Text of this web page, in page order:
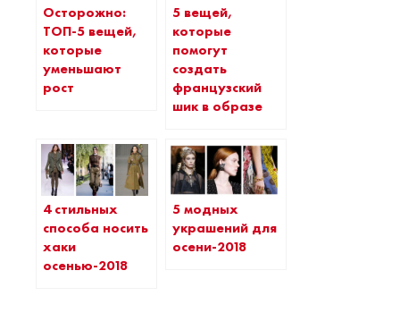
Осторожно:
ТОП-5 вещей,
которые
уменьшают
рост
5 вещей,
которые
помогут
создать
французский
шик в образе
4 стильных
способа носить
хаки
осенью-2018
5 модных
украшений для
осени-2018